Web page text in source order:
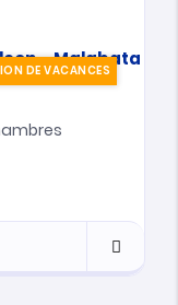
DE VACANCES